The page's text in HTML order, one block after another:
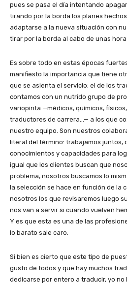
pues se pasa el día intentando
tirando por la borda los planes
adaptarse a la nueva situación con
tirar por la borda al cabo de unas
Es sobre todo en estas épocas
manifiesto la importancia que tiene
que se asienta el servicio: el de los
contamos con un nutrido grupo de
variopinta —médicos, químicos,
traductores de carrera…— a los que
nuestro equipo. Son nuestros
literal del término: trabajamos juntos,
conocimientos y capacidades para
igual que los clientes buscan que
problema, nosotros buscamos lo
la selección se hace en función de la
nosotros los que revisaremos luego
nos van a servir si cuando vuelven
Y es que esta es una de las
lo barato sale caro.
Si bien es cierto que este tipo de
gusto de todos y que hay muchos
dedicarse por entero a traducir, yo no